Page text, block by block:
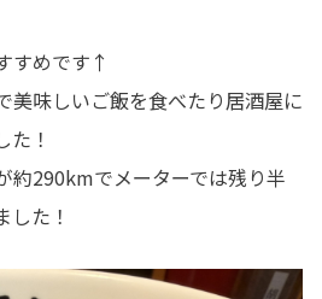
すめです↑
美味しいご飯を食べたり居酒屋に
！
約290kmでメーターでは残り半
た！